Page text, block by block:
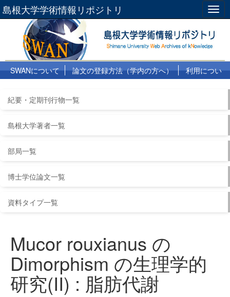
島根大学学術情報リポジトリ
SWANについて 論文の登録方法（学内の方へ）
利用につい
紀要・定期刊行物一覧
島根大学著者一覧
部局一覧
博士学位論文一覧
資料タイプ一覧
Mucor rouxianus の
Dimorphism の生理学的
研究(II) : 脂肪代謝